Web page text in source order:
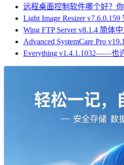
远程桌面控制软件哪个好？你
Light Image Resizer
Wing FTP Server v8.1.4 简体
Advanced SystemCare Pro
Everything v1.4.1.1032——也